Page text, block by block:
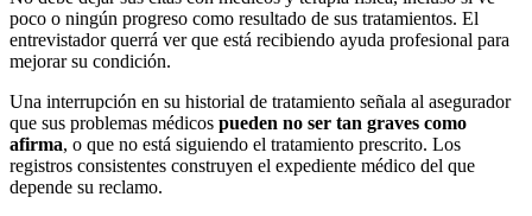
poco o ningún progreso como resultado de sus tratamientos. El
entrevistador querrá ver que está recibiendo ayuda profesional para
mejorar su condición.
Una interrupción en su historial de tratamiento señala al asegurador
que sus problemas médicos pueden no ser tan graves como
afirma, o que no está siguiendo el tratamiento prescrito. Los
registros consistentes construyen el expediente médico del que
depende su reclamo.